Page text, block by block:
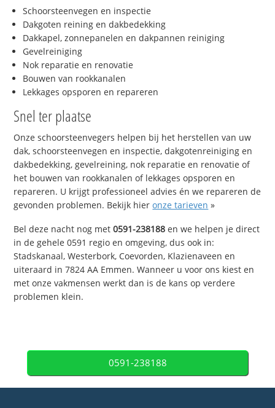
Schoorsteenvegen en inspectie
Dakgoten reining en dakbedekking
Dakkapel, zonnepanelen en dakpannen reiniging
Gevelreiniging
Nok reparatie en renovatie
Bouwen van rookkanalen
Lekkages opsporen en repareren
Snel ter plaatse
Onze schoorsteenvegers helpen bij het herstellen van uw
dak, schoorsteenvegen en inspectie, dakgotenreiniging en
dakbedekking, gevelreining, nok reparatie en renovatie of
het bouwen van rookkanalen of lekkages opsporen en
repareren. U krijgt professioneel advies én we repareren de
gevonden problemen. Bekijk hieronze tarieven »
Bel deze nacht nog met0591-238188 en we helpen je direct
in de gehele 0591 regio en omgeving, dus ook in:
Stadskanaal, Westerbork, Coevorden, Klazienaveen en
uiteraard in 7824 AA Emmen. Wanneer u voor ons kiest en
met onze vakmensen werkt dan is de kans op verdere
problemen klein.
0591-238188